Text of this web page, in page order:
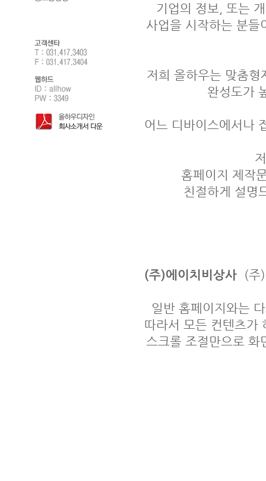
기업의 정보, 또는
사업을 시작하는 분들
저희 올하우는 맞춤
완성도가
어느 디바이스에서나
홈페이지 제작
친절하게 설명
(주)에이치비상사 (주
일반 홈페이지와는
따라서 모든 컨텐츠가
스크롤 조절만으로 화